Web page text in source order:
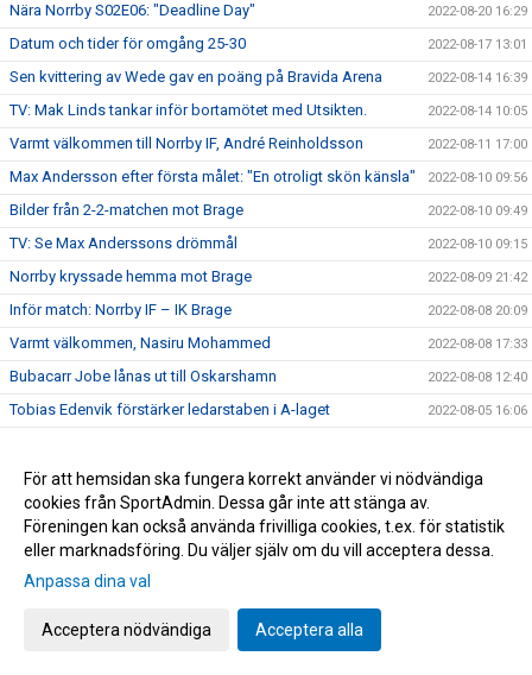
Nära Norrby S02E06: "Deadline Day" 2022-08-20 16:29
Datum och tider för omgång 25-30 2022-08-17 13:01
Sen kvittering av Wede gav en poäng på Bravida Arena 2022-08-14 16:39
TV: Mak Linds tankar inför bortamötet med Utsikten. 2022-08-14 10:05
Varmt välkommen till Norrby IF, André Reinholdsson 2022-08-11 17:00
Max Andersson efter första målet: "En otroligt skön känsla" 2022-08-10 09:56
Bilder från 2-2-matchen mot Brage 2022-08-10 09:49
TV: Se Max Anderssons drömmål 2022-08-10 09:15
Norrby kryssade hemma mot Brage 2022-08-09 21:42
Inför match: Norrby IF – IK Brage 2022-08-08 20:09
Varmt välkommen, Nasiru Mohammed 2022-08-08 17:33
Bubacarr Jobe lånas ut till Oskarshamn 2022-08-08 12:40
Tobias Edenvik förstärker ledarstaben i A-laget 2022-08-05 16:06
Inför match: Dalkurd FF – Norrby IF 2022-08-02 17:35
Bilder från lördagens match Trelleborg 2022-07-31 11:42
Stor dramatik när Norrby föll - gästerna avgjorde på övertid 2022-07-30 16:04
Inför match: Norrby IF – Trelleborgs FF
Inför match: IF Brommapojkarna – Norrby IF
För att hemsidan ska fungera korrekt använder vi nödvändiga
cookies från SportAdmin. Dessa går inte att stänga av.
Föreningen kan också använda frivilliga cookies, t.ex. för statistik
eller marknadsföring. Du väljer själv om du vill acceptera dessa.
Anpassa dina val
Acceptera nödvändiga Acceptera alla